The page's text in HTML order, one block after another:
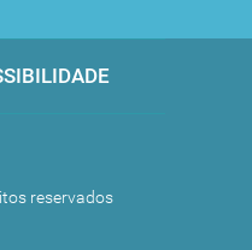
reservados